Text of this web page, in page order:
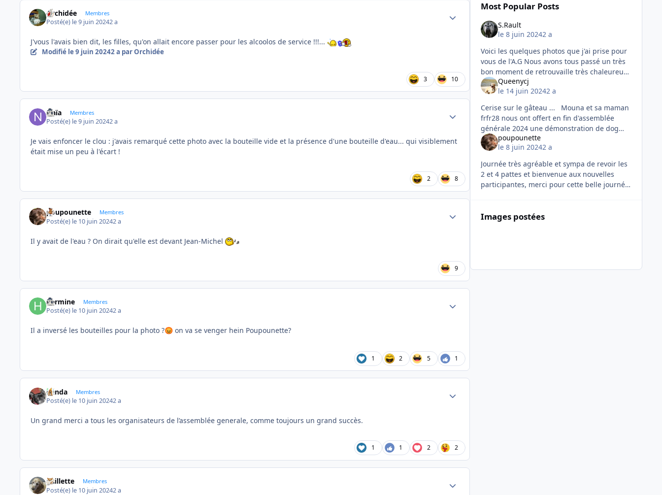
Orchidée Membres
Posté(e) le 9 juin 20242 a
J'vous l'avais bien dit, les filles, qu'on allait encore passer pour les alcoolos de service !!!...
Modifié le 9 juin 20242 a par Orchidée
3 10
Naïa Membres
Posté(e) le 9 juin 20242 a
Author stats
Je vais enfoncer le clou : j'avais remarqué cette photo avec la bouteille vide et la présence d'une bouteille d'eau... qui visiblement
était mise un peu à l'écart !
2 8
poupounette Membres
Posté(e) le 10 juin 20242 a
Author stats
Il y avait de l'eau ? On dirait qu'elle est devant Jean-Michel
9
hermine Membres
Posté(e) le 10 juin 20242 a
Il a inversé les bouteilles pour la photo ?😡 on va se venger hein Poupounette?
1 2 5 1
danda Membres
Posté(e) le 10 juin 20242 a
Un grand merci a tous les organisateurs de l’assemblée generale, comme toujours un grand succès.
1 1 2 2
gaillette Membres
Posté(e) le 10 juin 20242 a
Most Popular Posts
S.Rault
le 8 juin 20242 a
Voici les quelques photos que j'ai prise pour
vous de l'A.G Nous avons tous passé un très
bon moment de retrouvaille très chaleureux
et convivial. Un grand merci à Orchidée et
son mari arri
Queenycj
le 14 juin 20242 a
Cerise sur le gâteau ... Mouna et sa maman
frfr28 nous ont offert en fin d'assemblée
générale 2024 une démonstration de dog
dancing, plusieurs de nos membres avaient
déjà du partir malheur
poupounette
le 8 juin 20242 a
Journée très agréable et sympa de revoir les
2 et 4 pattes et bienvenue aux nouvelles
participantes, merci pour cette belle journée.
Images postées